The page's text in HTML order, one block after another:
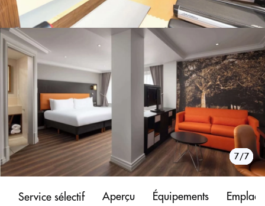
1/7
2/7
3/7
4/7
5/7
6/7
7/7
Service sélectif Aperçu Équipements